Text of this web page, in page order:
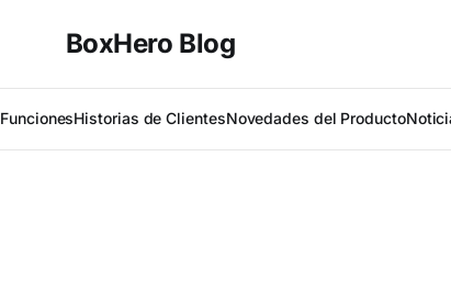
BoxHero Blog
FuncionesHistorias de ClientesNovedades del Producto